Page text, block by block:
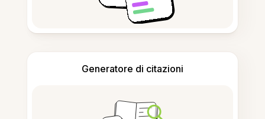
Generatore di citazioni